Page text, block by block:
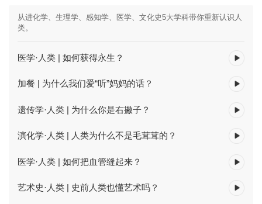
从进化学、生理学、感知学、医学、文化史5大学科带你重新认识人
类。
医学·人类 | 如何获得永生？
加餐 | 为什么我们爱“听”妈妈的话？
遗传学·人类 | 为什么你是右撇子？
演化学·人类 | 人类为什么不是毛茸茸的？
医学·人类 | 如何把血管缝起来？
艺术史·人类 | 史前人类也懂艺术吗？